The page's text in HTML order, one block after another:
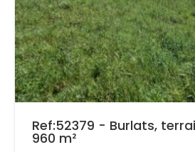
Ref:52379 - Burlats,
960 m²